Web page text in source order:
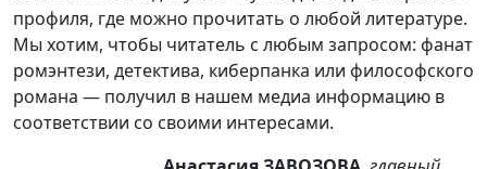
профиля, где можно прочитать о любой литературе.
Мы хотим, чтобы читатель с любым запросом: фанат
ромэнтези, детектива, киберпанка или философского
романа — получил в нашем медиа информацию в
соответствии со своими интересами.